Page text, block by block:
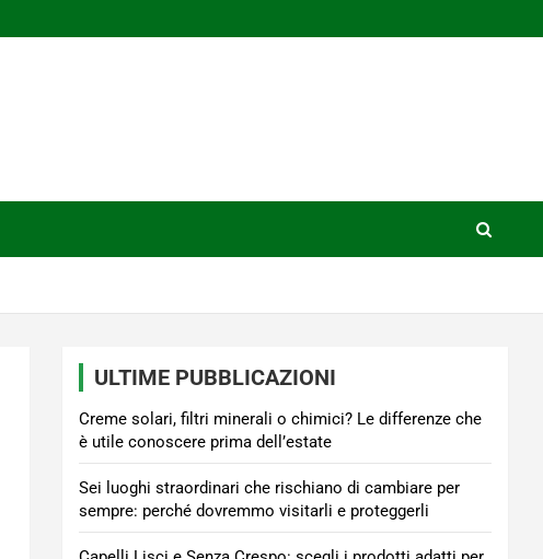
ULTIME PUBBLICAZIONI
Creme solari, filtri minerali o chimici? Le differenze che
è utile conoscere prima dell’estate
Sei luoghi straordinari che rischiano di cambiare per
sempre: perché dovremmo visitarli e proteggerli